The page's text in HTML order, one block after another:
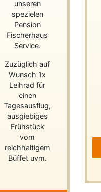
unseren
spezielen
Pension
Fischerhaus
Service.
Zuzüglich auf
Wunsch 1x
Leihrad für
einen
Tagesausflug,
ausgiebiges
Frühstück
vom
reichhaltigem
Büffet uvm.